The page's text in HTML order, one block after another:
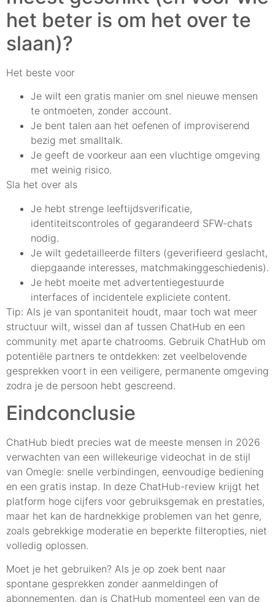
het beter is om het over te
slaan)?
Het beste voor
Je wilt een gratis manier om snel nieuwe mensen
te ontmoeten, zonder account.
Je bent talen aan het oefenen of improviserend
bezig met smalltalk.
Je geeft de voorkeur aan een vluchtige omgeving
met weinig risico.
Sla het over als
Je hebt strenge leeftijdsverificatie,
identiteitscontroles of gegarandeerd SFW-chats
nodig.
Je wilt gedetailleerde filters (geverifieerd geslacht,
diepgaande interesses, matchmakinggeschiedenis).
Je hebt moeite met advertentiegestuurde
interfaces of incidentele expliciete content.
Tip: Als je van spontaniteit houdt, maar toch wat meer
structuur wilt, wissel dan af tussen ChatHub en een
community met aparte chatrooms. Gebruik ChatHub om
potentiële partners te ontdekken: zet veelbelovende
gesprekken voort in een veiligere, permanente omgeving
zodra je de persoon hebt gescreend.
Eindconclusie
ChatHub biedt precies wat de meeste mensen in 2026
verwachten van een willekeurige videochat in de stijl
van Omegle: snelle verbindingen, eenvoudige bediening
en een gratis instap. In deze ChatHub-review krijgt het
platform hoge cijfers voor gebruiksgemak en prestaties,
maar het kan de hardnekkige problemen van het genre,
zoals gebrekkige moderatie en beperkte filteropties, niet
volledig oplossen.
Moet je het gebruiken? Als je op zoek bent naar
spontane gesprekken zonder aanmeldingen of
abonnementen, dan is ChatHub momenteel een van de